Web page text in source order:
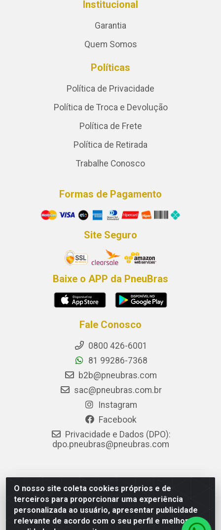
O nosso site coleta cookies próprios e de
terceiros para proporcionar uma experiência
personalizada ao usuário, apresentar publicidade
relevante de acordo com o seu perfil e melhorar a
Institucional
Garantia
Quem Somos
Políticas
Política de Privacidade
Política de Troca e Devolução
Política de Frete
Política de Retirada
Trabalhe Conosco
Formas de Pagamento
Site Seguro
Baixe o APP da PneuBras
Fale Conosco
0800 426-6001
81 99286-7368
b2b@pneubras.com
sac@pneubras.com.br
Instagram
Facebook
Privacidade e Dados (DPO):
dpo.pneubras@pneubras.com
PneuBras - Rodovia BR-101, KM 82 - Prazeres,
Jaboatão dos Guararapes/PE - CEP 54.335-000 - CNPJ
08.678.386/0001-05 - Pneubras Comércio de Pneus
Ltda